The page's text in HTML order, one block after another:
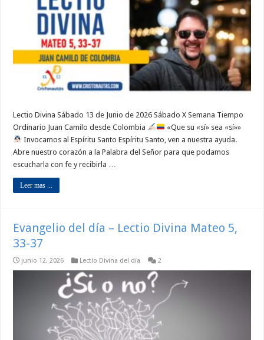
Lectio Divina Sábado 13 de Junio de 2026 Sábado X Semana Tiempo
Ordinario Juan Camilo desde Colombia
«Que su «sí» sea «sí»»
Invocamos al Espíritu Santo Espíritu Santo, ven a nuestra ayuda.
Abre nuestro corazón a la Palabra del Señor para que podamos
escucharla con fe y recibirla …
Leer mas ...
Evangelio del día – Lectio Divina Mateo 5,
33-37
junio 12, 2026 Lectio Divina del día 2